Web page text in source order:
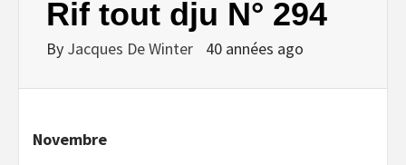
Rif tout dju N° 294
By Jacques De Winter 40 années ago
Novembre